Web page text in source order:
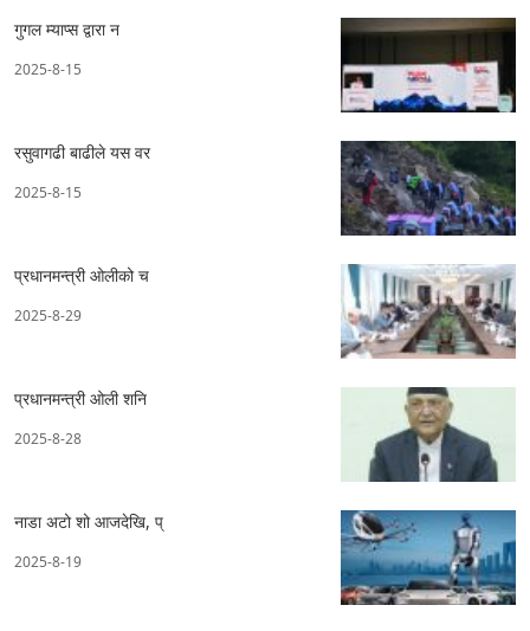
गुगल म्याप्स द्वारा न
2025-8-15
रसुवागढी बाढीले यस वर
2025-8-15
प्रधानमन्त्री ओलीको च
2025-8-29
प्रधानमन्त्री ओली शनि
2025-8-28
नाडा अटो शो आजदेखि, प्
2025-8-19